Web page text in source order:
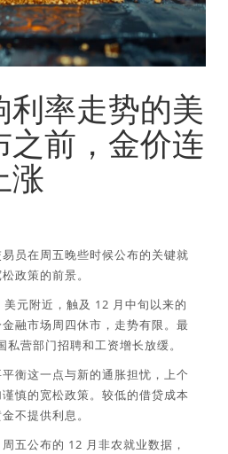
率走势的美
之前，金价连
涨
员在周五晚些时候公布的关键就
政策的前景。
元附近，触及 12 月中旬以来的
融市场周四休市，走势有限。最
营部门招聘和工资增长放缓。
衡这一点与新的通胀担忧，上个
慎的宽松政策。较低的借贷成本
不提供利息。
五公布的 12 月非农就业数据，